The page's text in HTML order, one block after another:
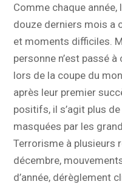
Comme chaque année,
douze derniers mois a
et moments difficiles.
personne n’est passé
lors de la coupe du
après leur premier
positifs, il s’agit plus
masquées par les
Terrorisme à plusieurs
décembre,
d’année, dérèglement